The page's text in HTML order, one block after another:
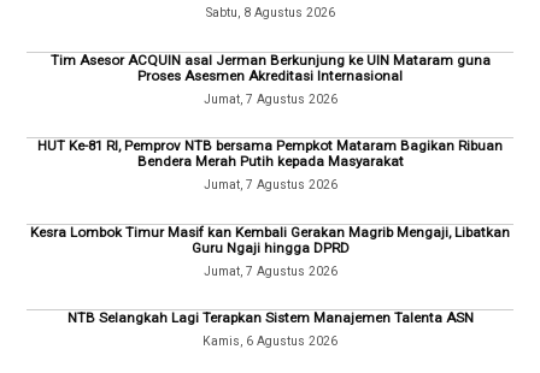
Sabtu, 8 Agustus 2026
Tim Asesor ACQUIN asal Jerman Berkunjung ke UIN Mataram guna
Proses Asesmen Akreditasi Internasional
Jumat, 7 Agustus 2026
HUT Ke-81 RI, Pemprov NTB bersama Pempkot Mataram Bagikan Ribuan
Bendera Merah Putih kepada Masyarakat
Jumat, 7 Agustus 2026
Kesra Lombok Timur Masif kan Kembali Gerakan Magrib Mengaji, Libatkan
Guru Ngaji hingga DPRD
Jumat, 7 Agustus 2026
NTB Selangkah Lagi Terapkan Sistem Manajemen Talenta ASN
Kamis, 6 Agustus 2026